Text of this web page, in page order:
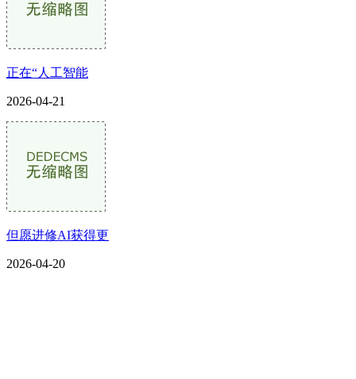
正在“人工智能
2026-04-21
但愿进修AI获得更
2026-04-20